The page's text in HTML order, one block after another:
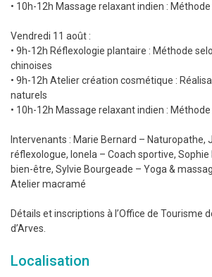
• 10h-12h Massage relaxant indien : Méthode
Vendredi 11 août :
• 9h-12h Réflexologie plantaire : Méthode
chinoises
• 9h-12h Atelier création cosmétique :
naturels
• 10h-12h Massage relaxant indien : Méthode
Intervenants : Marie Bernard – Naturopathe,
réflexologue, Ionela – Coach sportive,
bien-être, Sylvie Bourgeade – Yoga &
Atelier macramé
Détails et inscriptions à l’Office de Tourisme
d’Arves.
Localisation